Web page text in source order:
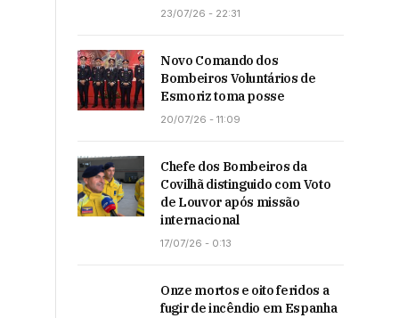
23/07/26 - 22:31
Novo Comando dos
Bombeiros Voluntários de
Esmoriz toma posse
20/07/26 - 11:09
Chefe dos Bombeiros da
Covilhã distinguido com Voto
de Louvor após missão
internacional
17/07/26 - 0:13
Onze mortos e oito feridos a
fugir de incêndio em Espanha